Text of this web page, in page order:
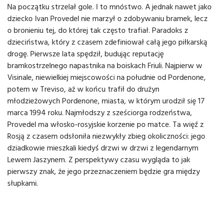
Na początku strzelał gole. I to mnóstwo. A jednak nawet jako
dziecko Ivan Provedel nie marzył o zdobywaniu bramek, lecz
o bronieniu tej, do której tak często trafiał. Paradoks z
dzieciństwa, który z czasem zdefiniował całą jego piłkarską
drogę. Pierwsze lata spędził, budując reputację
bramkostrzelnego napastnika na boiskach Friuli. Najpierw w
Visinale, niewielkiej miejscowości na południe od Pordenone,
potem w Treviso, aż w końcu trafił do drużyn
młodzieżowych Pordenone, miasta, w którym urodził się 17
marca 1994 roku. Najmłodszy z sześciorga rodzeństwa,
Provedel ma włosko-rosyjskie korzenie po matce. Ta więź z
Rosją z czasem odsłoniła niezwykły zbieg okoliczności: jego
dziadkowie mieszkali kiedyś drzwi w drzwi z legendarnym
Lewem Jaszynem. Z perspektywy czasu wygląda to jak
pierwszy znak, że jego przeznaczeniem będzie gra między
słupkami.